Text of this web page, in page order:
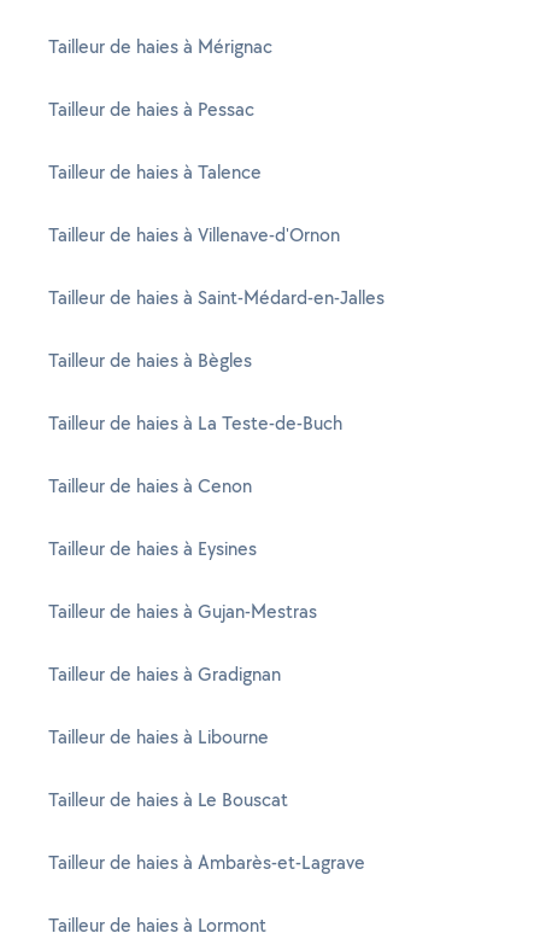
Tailleur de haies à Mérignac
Tailleur de haies à Pessac
Tailleur de haies à Talence
Tailleur de haies à Villenave-d'Ornon
Tailleur de haies à Saint-Médard-en-Jalles
Tailleur de haies à Bègles
Tailleur de haies à La Teste-de-Buch
Tailleur de haies à Cenon
Tailleur de haies à Eysines
Tailleur de haies à Gujan-Mestras
Tailleur de haies à Gradignan
Tailleur de haies à Libourne
Tailleur de haies à Le Bouscat
Tailleur de haies à Ambarès-et-Lagrave
Tailleur de haies à Lormont